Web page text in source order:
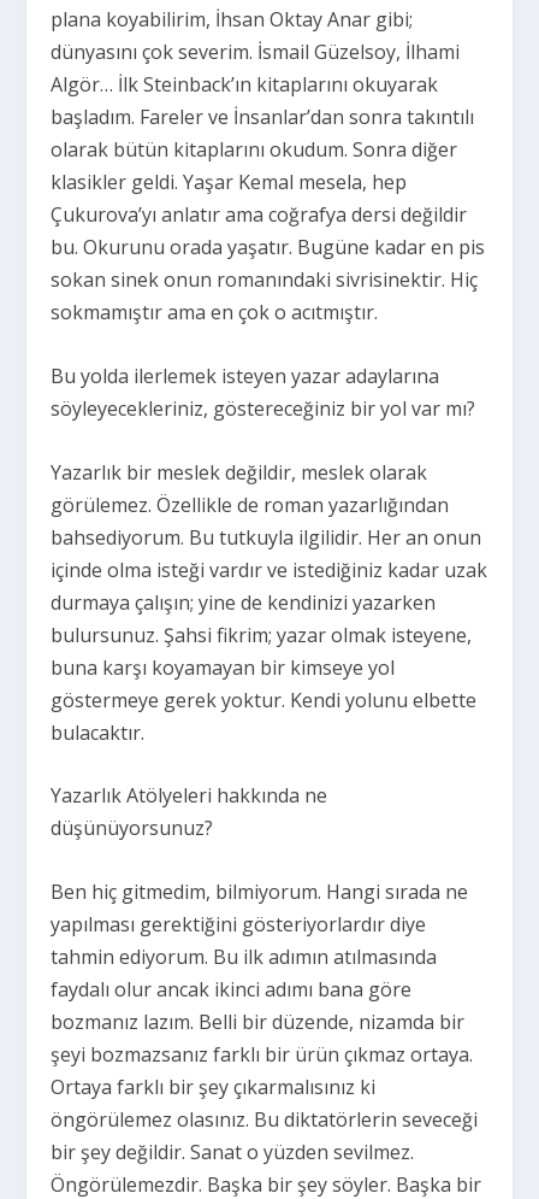
plana koyabilirim, İhsan Oktay Anar gibi;
dünyasını çok severim. İsmail Güzelsoy, İlhami
Algör… İlk Steinback’ın kitaplarını okuyarak
başladım. Fareler ve İnsanlar’dan sonra takıntılı
olarak bütün kitaplarını okudum. Sonra diğer
klasikler geldi. Yaşar Kemal mesela, hep
Çukurova’yı anlatır ama coğrafya dersi değildir
bu. Okurunu orada yaşatır. Bugüne kadar en pis
sokan sinek onun romanındaki sivrisinektir. Hiç
sokmamıştır ama en çok o acıtmıştır.
Bu yolda ilerlemek isteyen yazar adaylarına
söyleyecekleriniz, göstereceğiniz bir yol var mı?
Yazarlık bir meslek değildir, meslek olarak
görülemez. Özellikle de roman yazarlığından
bahsediyorum. Bu tutkuyla ilgilidir. Her an onun
içinde olma isteği vardır ve istediğiniz kadar uzak
durmaya çalışın; yine de kendinizi yazarken
bulursunuz. Şahsi fikrim; yazar olmak isteyene,
buna karşı koyamayan bir kimseye yol
göstermeye gerek yoktur. Kendi yolunu elbette
bulacaktır.
Yazarlık Atölyeleri hakkında ne
düşünüyorsunuz?
Ben hiç gitmedim, bilmiyorum. Hangi sırada ne
yapılması gerektiğini gösteriyorlardır diye
tahmin ediyorum. Bu ilk adımın atılmasında
faydalı olur ancak ikinci adımı bana göre
bozmanız lazım. Belli bir düzende, nizamda bir
şeyi bozmazsanız farklı bir ürün çıkmaz ortaya.
Ortaya farklı bir şey çıkarmalısınız ki
öngörülemez olasınız. Bu diktatörlerin seveceği
bir şey değildir. Sanat o yüzden sevilmez.
Öngörülemezdir. Başka bir şey söyler. Başka bir